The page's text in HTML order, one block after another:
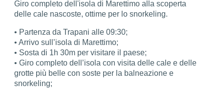
Giro completo dell'isola di Marettimo alla scoperta
delle cale nascoste, ottime per lo snorkeling.
• Partenza da Trapani alle 09:30;
• Arrivo sull’isola di Marettimo;
• Sosta di 1h 30m per visitare il paese;
• Giro completo dell’isola con visita delle cale e delle
grotte più belle con soste per la balneazione e
snorkeling;